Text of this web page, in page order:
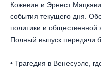
Кожевин и Эрнест
события текущего дня.
политики и общественной
Полный выпуск передачи
• Трагедия в Венесуэле,